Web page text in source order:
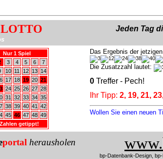
LOTTO Jeden Tag
Nur 1 Spiel
3 4 5 6
7
10 11 12 13
14
17 18 19 20 21
24 25 26 27 28
31 32 33 34 35
38 39 40 41
42
45 46 47 48 49
getippt!
Das Ergebnis der
Die Zusatzzahl lautet:
0 Treffer - Pech!
Ihr Tipp: 2, 19, 21,
Wollen Sie einen neuen
portal herausholen
bp-Datenbank-Design,